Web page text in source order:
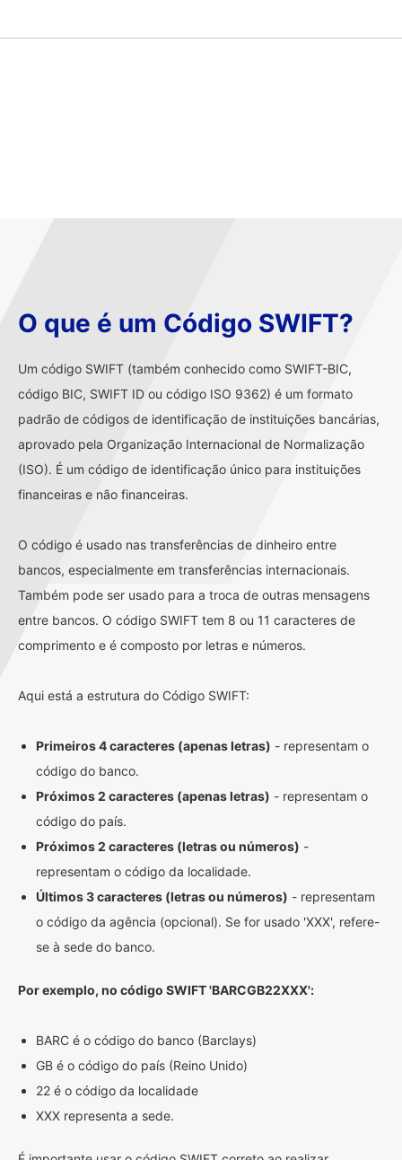
O que é um Código SWIFT?
Um código SWIFT (também conhecido como SWIFT-BIC,
código BIC, SWIFT ID ou código ISO 9362) é um formato
padrão de códigos de identificação de instituições bancárias,
aprovado pela Organização Internacional de Normalização
(ISO). É um código de identificação único para instituições
financeiras e não financeiras.
O código é usado nas transferências de dinheiro entre
bancos, especialmente em transferências internacionais.
Também pode ser usado para a troca de outras mensagens
entre bancos. O código SWIFT tem 8 ou 11 caracteres de
comprimento e é composto por letras e números.
Aqui está a estrutura do Código SWIFT:
Primeiros 4 caracteres (apenas letras) - representam o
código do banco.
Próximos 2 caracteres (apenas letras) - representam o
código do país.
Próximos 2 caracteres (letras ou números) -
representam o código da localidade.
Últimos 3 caracteres (letras ou números) - representam
o código da agência (opcional). Se for usado 'XXX', refere-
se à sede do banco.
Por exemplo, no código SWIFT 'BARCGB22XXX':
BARC é o código do banco (Barclays)
GB é o código do país (Reino Unido)
22 é o código da localidade
XXX representa a sede.